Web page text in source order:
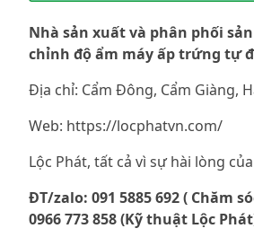
Nhà sản xuất và phân phối
chỉnh độ ẩm máy ấp trứng tự
Địa chỉ: Cẩm Đông, Cẩm Giàng,
Web: https://locphatvn.com/
Lộc Phát, tất cả vì sự hài lòng
ĐT/zalo: 091 5885 692 ( Chăm
0966 773 858 (Kỹ thuật Lộc